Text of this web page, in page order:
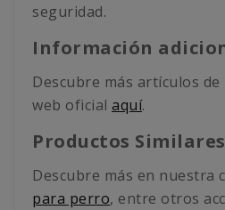
seguridad.
Información
Descubre más artículos de
web oficial aquí.
Productos
Descubre más en nuestra
para perro, entre otros